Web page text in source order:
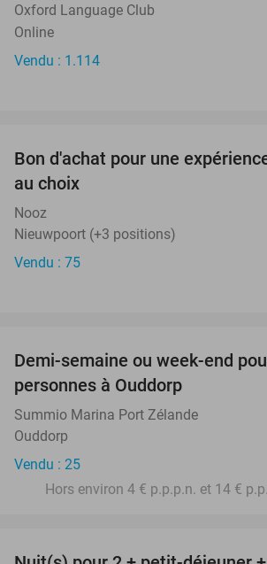
Oxford Language Club
Online
Vendu : 1.114
Bon d'achat pour une
au choix
Nooz
Nieuwpoort (+3 positions)
Vendu : 75
Demi-semaine ou week-end
personnes à Ouddorp
Summio Marina Port Zélande
Ouddorp
Vendu : 25
Hors environ 4 € p.p.p.n. et 14 €